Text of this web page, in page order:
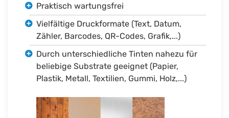
Praktisch wartungsfrei
Vielfältige Druckformate (Text, Datum,
Zähler, Barcodes, QR-Codes, Grafik,...)
Durch unterschiedliche Tinten nahezu für
beliebige Substrate geeignet (Papier,
Plastik, Metall, Textilien, Gummi, Holz,...)